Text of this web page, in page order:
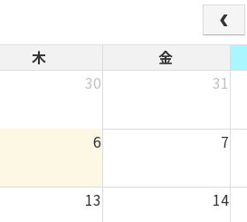
木 金
30 31
6 7
13 14